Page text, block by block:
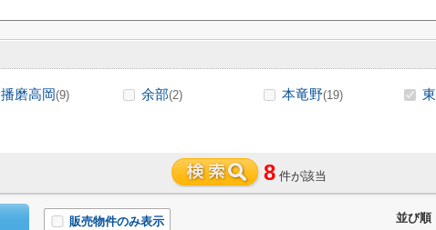
播磨高岡(9) 余部(2) 本竜野(19)
8 件が該当
並び順
販売物件のみ表示